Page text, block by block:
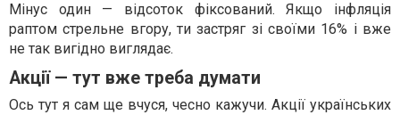
Мінус один — відсоток фіксований. Якщо інфляція
раптом стрельне вгору, ти застряг зі своїми 16% і вже
не так вигідно виглядає.
Акції — тут вже треба думати
Ось тут я сам ще вчуся, чесно кажучи. Акції українських